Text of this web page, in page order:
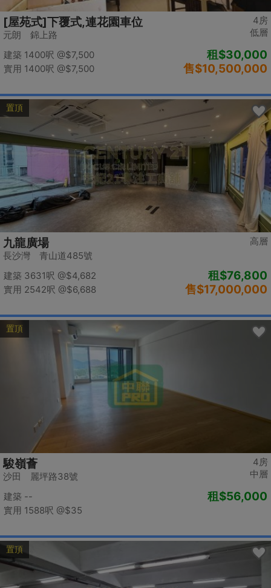
4房
低層
[屋苑式]下覆式,連花園車位
元朗 錦上路
建築 1400呎 @$7,500
實用 1400呎 @$7,500
租$30,000
售$10,500,000
置頂
高層
九龍廣場
長沙灣 青山道485號
建築 3631呎 @$4,682
實用 2542呎 @$6,688
租$76,800
售$17,000,000
置頂
4房
中層
駿嶺薈
沙田 麗坪路38號
建築 --
實用 1588呎 @$35
租$56,000
置頂